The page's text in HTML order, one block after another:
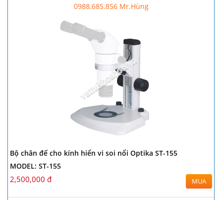
0988.685.856 Mr.Hùng
Bộ chân đế cho kính hiển vi soi nổi Optika ST-155
MODEL: ST-155
2,500,000 đ MUA